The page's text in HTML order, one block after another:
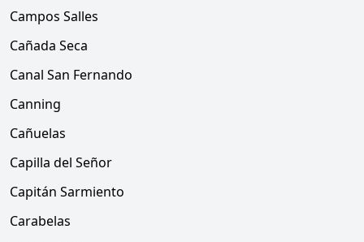
Campos Salles
Cañada Seca
Canal San Fernando
Canning
Cañuelas
Capilla del Señor
Capitán Sarmiento
Carabelas